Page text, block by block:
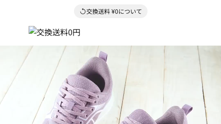
交換送料 ¥0について